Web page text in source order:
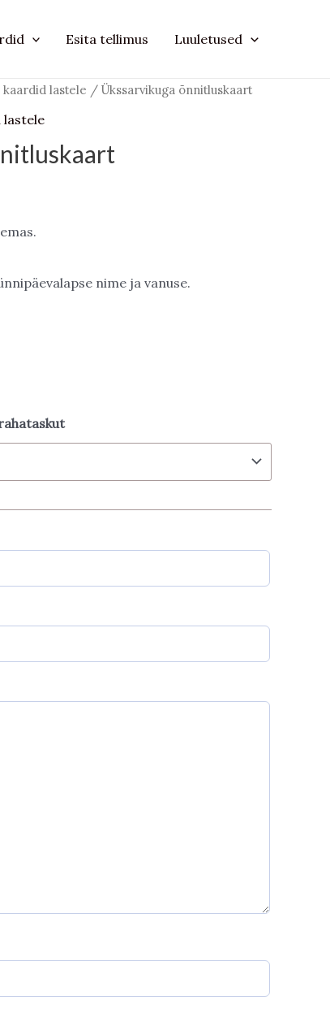
Esita tellimus Luuletused
kaardid lastele / Ükssarvikuga õnnitluskaart
lastele
nime ja vanuse.